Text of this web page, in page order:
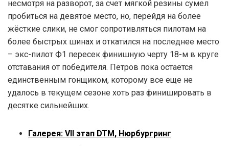
несмотря на разворот, за счет мягкой резины сумел
пробиться на девятое место, но, перейдя на более
жёсткие слики, не смог сопротивляться пилотам на
более быстрых шинах и откатился на последнее место
– экс-пилот Ф1 пересек финишную черту 18-м в круге
отставания от победителя. Петров пока остается
единственным гонщиком, которому все еще не
удалось в текущем сезоне хоть раз финишировать в
десятке сильнейших.
Галерея: VII этап DTM, Нюрбургринг